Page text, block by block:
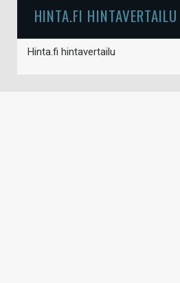
HINTA.FI HINTAVERTAILU
Hinta.fi hintavertailu